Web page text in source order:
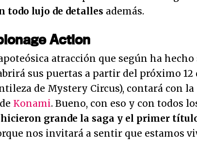
todo lujo de detalles además.
Action
atracción que según ha hecho
sus puertas a partir del próximo 12
de Mystery Circus), contará con la
Konami. Bueno, con eso y con todos
grande la saga y el primer
nos invitará a sentir que estamos